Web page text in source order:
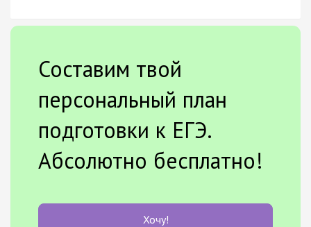
Составим твой
персональный план
подготовки к ЕГЭ.
Абсолютно бесплатно!
Хочу!